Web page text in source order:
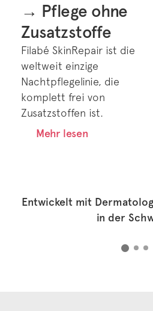
→ Pflege ohne
Zusatzstoffe
Filabé SkinRepair ist die
weltweit einzige
Nachtpflegelinie, die
komplett frei von
Zusatzstoffen ist.
Mehr lesen
Entwickelt mit
in der